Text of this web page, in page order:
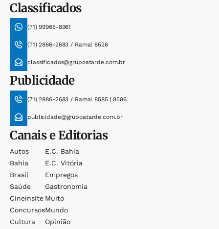
Classificados
(71) 99965-8961
(71) 2886-2683 / Ramal 8526
classificados@grupoatarde.com.br
Publicidade
(71) 2886-2683 / Ramal 8585 | 8586
publicidade@grupoatarde.com.br
Canais e Editorias
Autos
Bahia
Brasil
Saúde
Cineinsite
Concursos
Cultura
E.c. Bahia
E.c. Vitória
Empregos
Gastronomia
Muito
Mundo
Opinião